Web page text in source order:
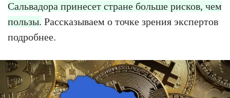
Сальвадора принесет стране больше рисков, чем
пользы. Рассказываем о точке зрения экспертов
подробнее.